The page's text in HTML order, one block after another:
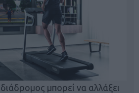
μπορεί να αλλάξει